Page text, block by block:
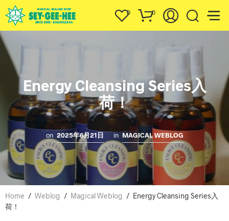
0 0
Energy Cleansing Series入
荷！
on 2025年6月21日 in MAGICAL WEBLOG
Home / Weblog / Magical Weblog / Energy Cleansing Series入
荷！